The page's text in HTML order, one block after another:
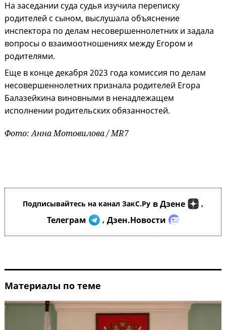
На заседании суда судья изучила переписку
родителей с сыном, выслушала объяснение
инспектора по делам несовершеннолетних и задала
вопросы о взаимоотношениях между Егором и
родителями.
Еще в конце декабря 2023 года комиссия по делам
несовершеннолетних признала родителей Егора
Балазейкина виновными в ненадлежащем
исполнении родительских обязанностей.
Фото: Анна Мотовилова / MR7
Подписывайтесь на канал ЗакС.Ру в Дзене ,
Телеграм , Дзен.Новости
Материалы по теме